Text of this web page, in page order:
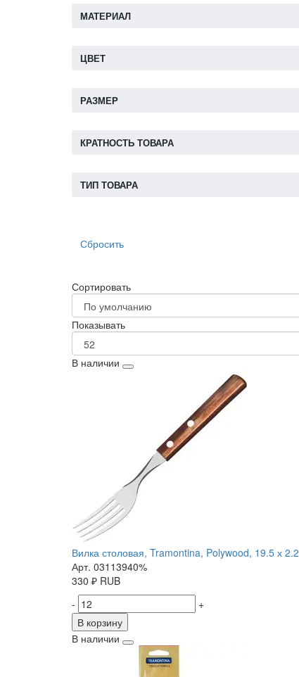
МАТЕРИАЛ
ЦВЕТ
РАЗМЕР
КРАТНОСТЬ ТОВАРА
ТИП ТОВАРА
Сбросить
Сортировать
Показывать
В наличии
Вилка столовая, Tramontina, Polywood, 19.5 х
Арт. 03113940%
330 ₽ RUB
-
+
В корзину
В наличии